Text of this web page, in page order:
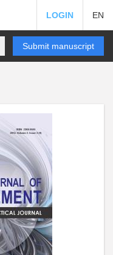
LOGIN EN
Submit manuscript